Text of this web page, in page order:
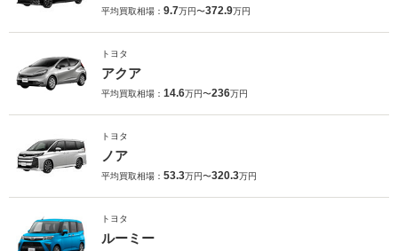
平均買取相場： 9.7万円〜372.9万円
トヨタ
アクア
平均買取相場： 14.6万円〜236万円
トヨタ
ノア
平均買取相場： 53.3万円〜320.3万円
トヨタ
ルーミー